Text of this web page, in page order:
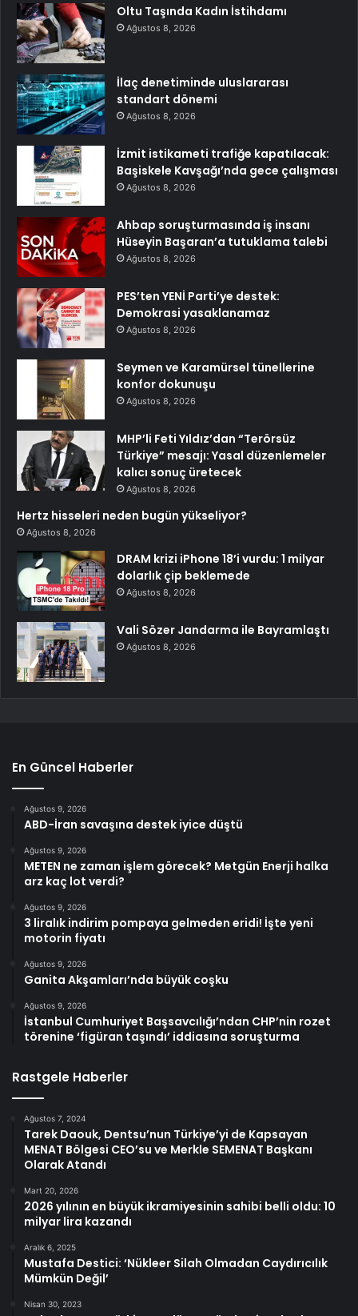
Oltu Taşında Kadın İstihdamı
Ağustos 8, 2026
İlaç denetiminde uluslararası
standart dönemi
Ağustos 8, 2026
İzmit istikameti trafiğe kapatılacak:
Başiskele Kavşağı’nda gece çalışması
Ağustos 8, 2026
Ahbap soruşturmasında iş insanı
Hüseyin Başaran’a tutuklama talebi
Ağustos 8, 2026
PES’ten YENİ Parti’ye destek:
Demokrasi yasaklanamaz
Ağustos 8, 2026
Seymen ve Karamürsel tünellerine
konfor dokunuşu
Ağustos 8, 2026
MHP’li Feti Yıldız’dan “Terörsüz
Türkiye” mesajı: Yasal düzenlemeler
kalıcı sonuç üretecek
Ağustos 8, 2026
Hertz hisseleri neden bugün yükseliyor?
Ağustos 8, 2026
DRAM krizi iPhone 18’i vurdu: 1 milyar
dolarlık çip beklemede
Ağustos 8, 2026
Vali Sözer Jandarma ile Bayramlaştı
Ağustos 8, 2026
En Güncel Haberler
Ağustos 9, 2026
ABD-İran savaşına destek iyice düştü
Ağustos 9, 2026
METEN ne zaman işlem görecek? Metgün Enerji halka
arz kaç lot verdi?
Ağustos 9, 2026
3 liralık indirim pompaya gelmeden eridi! İşte yeni
motorin fiyatı
Ağustos 9, 2026
Ganita Akşamları’nda büyük coşku
Ağustos 9, 2026
İstanbul Cumhuriyet Başsavcılığı’ndan CHP’nin rozet
törenine ‘figüran taşındı’ iddiasına soruşturma
Rastgele Haberler
Ağustos 7, 2024
Tarek Daouk, Dentsu’nun Türkiye’yi de Kapsayan
MENAT Bölgesi CEO’su ve Merkle SEMENAT Başkanı
Olarak Atandı
Mart 20, 2026
2026 yılının en büyük ikramiyesinin sahibi belli oldu: 10
milyar lira kazandı
Aralık 6, 2025
Mustafa Destici: ‘Nükleer Silah Olmadan Caydırıcılık
Mümkün Değil’
Nisan 30, 2023